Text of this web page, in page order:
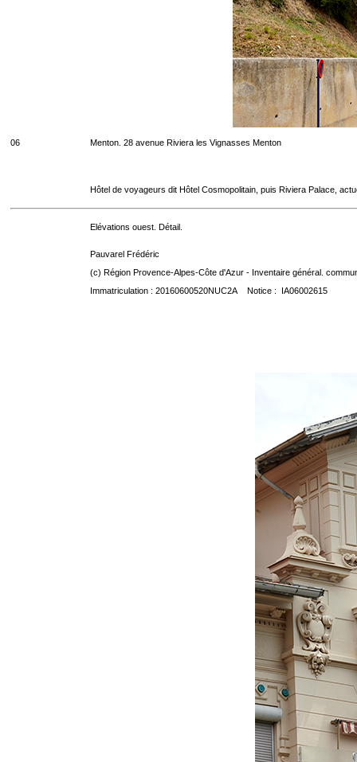
06 Menton. 28 avenue Riviera les Vignasses Menton
Hôtel de voyageurs dit Hôtel Cosmopolitain, puis Riviera Palace,
Elévations ouest. Détail.
Pauvarel Frédéric
(c) Région Provence-Alpes-Côte d'Azur - Inventaire général.
Immatriculation : 20160600520NUC2A Notice : IA06002615